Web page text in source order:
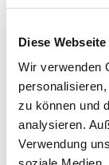
Diese
Wir verwenden
zu können und
analysieren.
Verwendung
Seelische
seit
Aufgabe
Moderne
Beseelung